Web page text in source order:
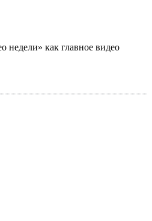
недели» как главное видео